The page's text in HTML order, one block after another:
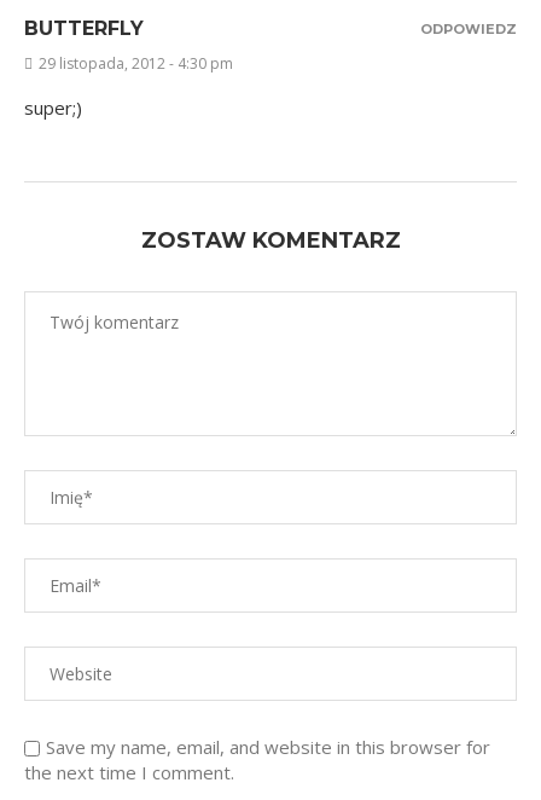
BUTTERFLY
29 listopada, 2012 - 4:30 pm
super;)
ODPOWIEDZ
ZOSTAW KOMENTARZ
Save my name, email, and website in this browser for
the next time I comment.